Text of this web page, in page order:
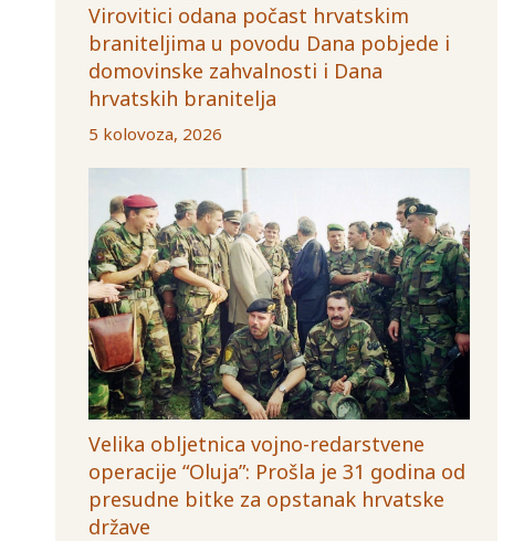
Virovitici odana počast hrvatskim
braniteljima u povodu Dana pobjede i
domovinske zahvalnosti i Dana
hrvatskih branitelja
5 kolovoza, 2026
Velika obljetnica vojno-redarstvene
operacije “Oluja”: Prošla je 31 godina od
presudne bitke za opstanak hrvatske
države